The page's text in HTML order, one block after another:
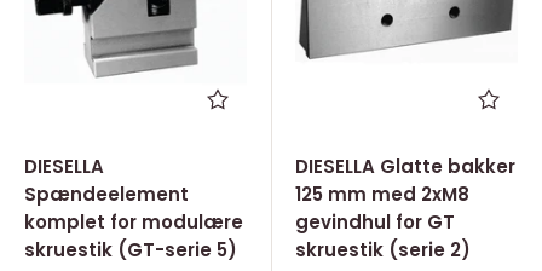
DIESELLA
Spændeelement
komplet for modulære
skruestik (GT-serie 5)
DIESELLA Glatte bakker
125 mm med 2xM8
gevindhul for GT
skruestik (serie 2)